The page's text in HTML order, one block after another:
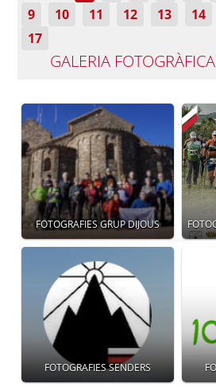
9
10 11 12 13 14
17
GALERIA FOTOGRÀFICA
FOTOGRAFIES GRUP DIJOUS
FOTOGRAFIES SENDERS